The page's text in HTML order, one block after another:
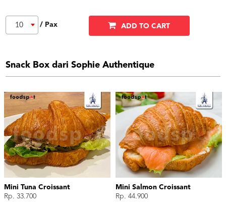
10 / Pax ADD TO CART
Snack Box dari Sophie Authentique
Mini Tuna Croissant
Rp. 33.700
Mini Salmon Croissant
Rp. 44.900